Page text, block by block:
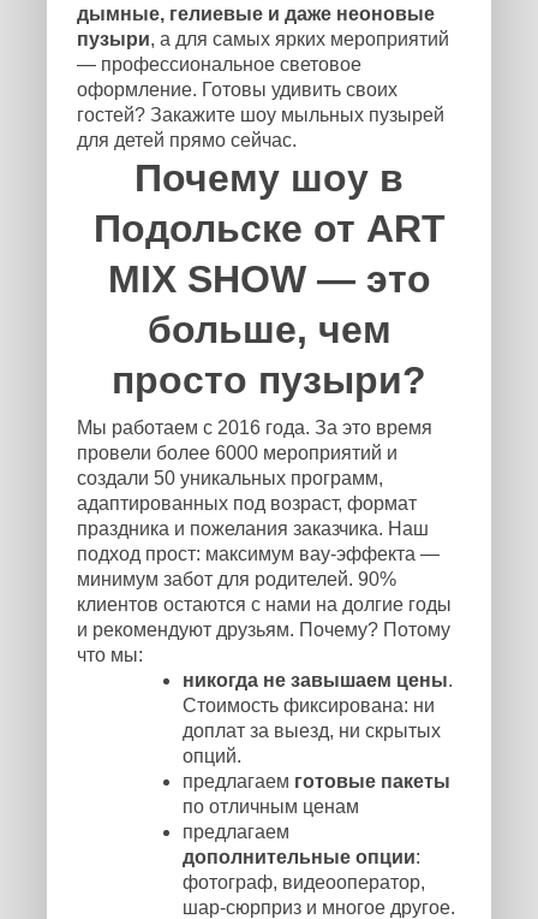
дымные, гелиевые и даже неоновые
пузыри, а для самых ярких мероприятий
— профессиональное световое
оформление. Готовы удивить своих
гостей? Закажите шоу мыльных пузырей
для детей прямо сейчас.
Почему шоу в
Подольске от ART
MIX SHOW — это
больше, чем
просто пузыри?
Мы работаем с 2016 года. За это время
провели более 6000 мероприятий и
создали 50 уникальных программ,
адаптированных под возраст, формат
праздника и пожелания заказчика. Наш
подход прост: максимум вау-эффекта —
минимум забот для родителей. 90%
клиентов остаются с нами на долгие годы
и рекомендуют друзьям. Почему? Потому
что мы:
никогда не завышаем цены.
Стоимость фиксирована: ни
доплат за выезд, ни скрытых
опций.
предлагаем готовые пакеты
по отличным ценам
предлагаем
дополнительные опции:
фотограф, видеооператор,
шар-сюрприз и многое другое.